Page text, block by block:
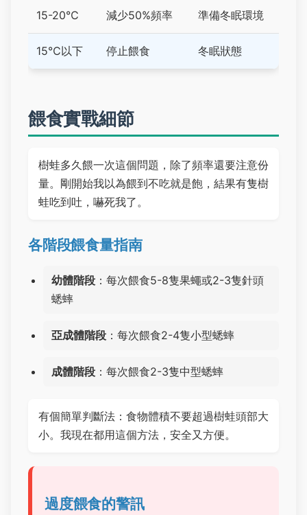
15-20℃ 減少50%頻率 準備冬眠環境
15℃以下 停止餵食 冬眠狀態
餵食實戰細節
樹蛙多久餵一次這個問題，除了頻率還要注意份
量。剛開始我以為餵到不吃就是飽，結果有隻樹
蛙吃到吐，嚇死我了。
各階段餵食量指南
幼體階段 ：每次餵食5-8隻果蠅或2-3隻針頭
蟋蟀
亞成體階段 ：每次餵食2-4隻小型蟋蟀
成體階段 ：每次餵食2-3隻中型蟋蟀
有個簡單判斷法：食物體積不要超過樹蛙頭部大
小。我現在都用這個方法，安全又方便。
過度餵食的警訊